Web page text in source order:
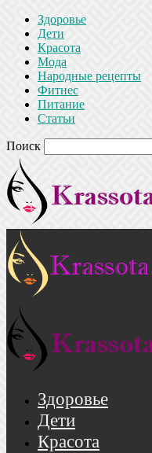
Здоровье
Дети
Красота
Мода
Народные рецепты
Фитнес
Питание
Статьи
Поиск
Здоровье
Дети
Красота